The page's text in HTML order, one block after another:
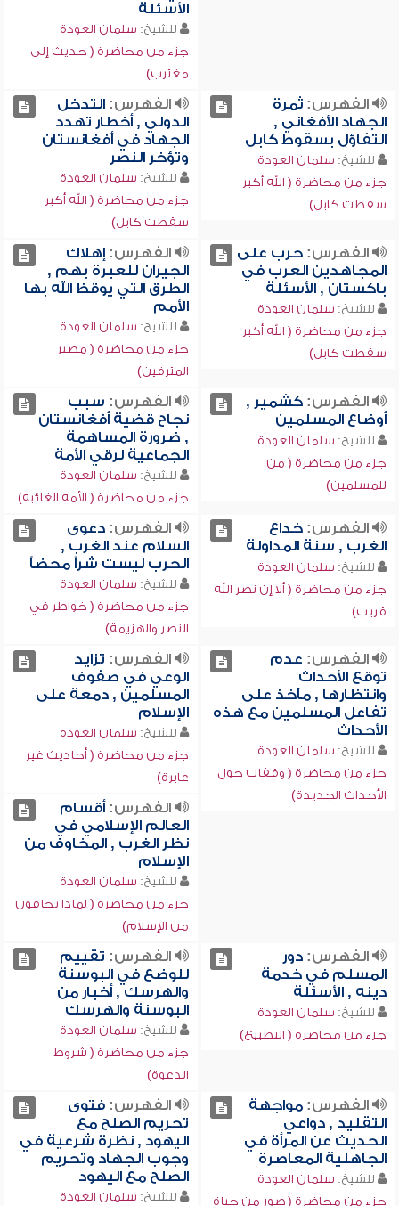
الأسئلة
للشيخ: سلمان العودة
جزء من محاضرة ( حديث إلى
مغترب)
الفهرس:ثمرة
الجهاد الأفغاني ,
التفاؤل بسقوط كابل
للشيخ: سلمان العودة
جزء من محاضرة ( الله أكبر
سقطت كابل)
الفهرس:التدخل
الدولي , أخطار تهدد
الجهاد في أفغانستان
وتؤخر النصر
للشيخ: سلمان العودة
جزء من محاضرة ( الله أكبر
سقطت كابل)
الفهرس:حرب على
المجاهدين العرب في
باكستان , الأسئلة
للشيخ: سلمان العودة
جزء من محاضرة ( الله أكبر
سقطت كابل)
الفهرس:إهلاك
الجيران للعبرة بهم ,
الطرق التي يوقظ الله بها
الأمم
للشيخ: سلمان العودة
جزء من محاضرة ( مصير
المترفين)
الفهرس:كشمير ,
أوضاع المسلمين
للشيخ: سلمان العودة
جزء من محاضرة ( من
للمسلمين)
الفهرس: سبب
نجاح قضية أفغانستان
, ضرورة المساهمة
الجماعية لرقي الأمة
للشيخ: سلمان العودة
جزء من محاضرة ( الأمة الغائبة)
الفهرس:خداع
الغرب , سنة المداولة
للشيخ: سلمان العودة
جزء من محاضرة ( ألا إن نصر الله
قريب)
الفهرس:دعوى
السلام عند الغرب ,
الحرب ليست شراً محضاً
للشيخ: سلمان العودة
جزء من محاضرة ( خواطر في
النصر والهزيمة)
الفهرس: عدم
توقع الأحداث
وانتظارها , مآخذ على
تفاعل المسلمين مع هذه
الأحداث
للشيخ: سلمان العودة
جزء من محاضرة ( وقفات حول
الأحداث الجديدة)
الفهرس: تزايد
الوعي في صفوف
المسلمين , دمعة على
الإسلام
للشيخ: سلمان العودة
جزء من محاضرة ( أحاديث غير
عابرة)
الفهرس:أقسام
العالم الإسلامي في
نظر الغرب , المخاوف من
الإسلام
للشيخ: سلمان العودة
جزء من محاضرة ( لماذا يخافون
من الإسلام)
الفهرس:دور
المسلم في خدمة
دينه , الأسئلة
للشيخ: سلمان العودة
جزء من محاضرة ( التطبيع)
الفهرس: تقييم
للوضع في البوسنة
والهرسك , أخبار من
البوسنة والهرسك
للشيخ: سلمان العودة
جزء من محاضرة ( شروط
الدعوة)
الفهرس:مواجهة
التقليد , دواعي
الحديث عن المرأة في
الجاهلية المعاصرة
للشيخ: سلمان العودة
جزء من محاضرة ( صور من حياة
الفهرس:فتوى
تحريم الصلح مع
اليهود , نظرة شرعية في
وجوب الجهاد وتحريم
الصلح مع اليهود
للشيخ: سلمان العودة